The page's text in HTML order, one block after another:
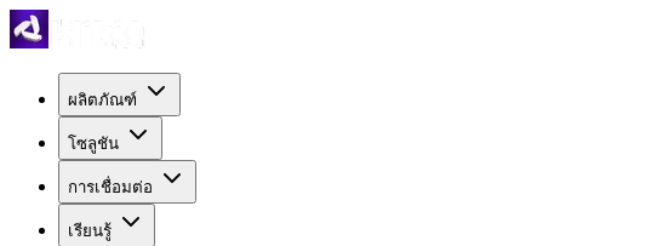
ผลิตภัณฑ์
โซลูชัน
การเชื่อมต่อ
เรียนรู้